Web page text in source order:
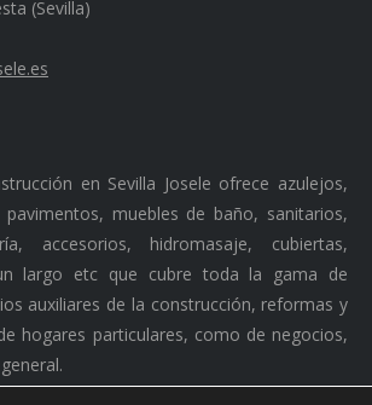
(Sevilla)
en Sevilla Josele ofrece azulejos,
pavimentos, muebles de baño, sanitarios,
accesorios, hidromasaje, cubiertas,
largo etc que cubre toda la gama de
auxiliares de la construcción, reformas y
hogares particulares, como de negocios,